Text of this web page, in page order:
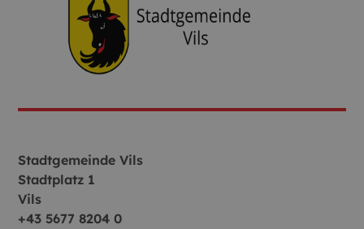
Stadtgemeinde Vils
Stadtplatz 1
Vils
+43 5677 8204 0